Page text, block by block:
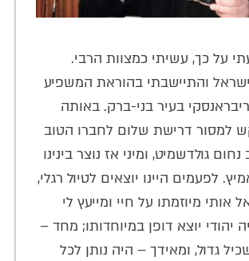
על כך, עשיתי כמצוות הרבי.
והתיישבתי בהוראת המשפיע
בעיר בני-ברק. באותה
למסור דרישת שלום לחברו הטוב
גולדשמיט, ומיני אז נוצר בינינו
לפעמים היינו יוצאים לטיול רגלי,
אותי מיוזמתו על חיי ומייעץ לי
יהודי יוצא דופן במיוחדותו; מחד –
גדול, ומאידך – היה נותן לכל